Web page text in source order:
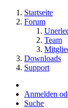
Startseite
Forum
Team
Downloads
Support
Anmelden
Suche